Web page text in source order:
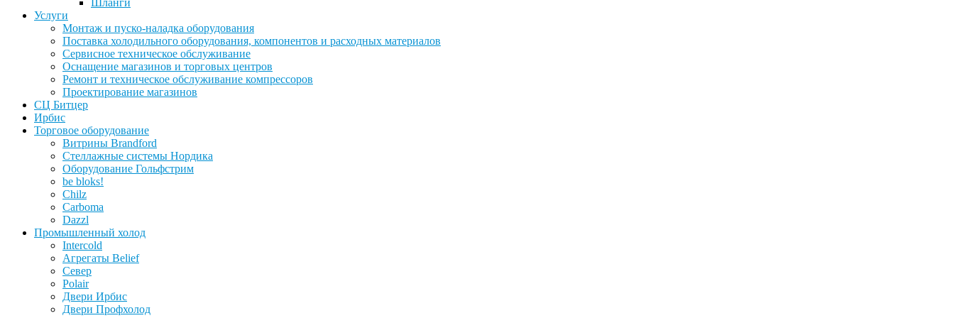
Шланги
Услуги
Монтаж и пуско-наладка оборудования
Поставка холодильного оборудования, компонентов и расходных материалов
Сервисное техническое обслуживание
Оснащение магазинов и торговых центров
Ремонт и техническое обслуживание компрессоров
Проектирование магазинов
СЦ Битцер
Ирбис
Торговое оборудование
Витрины Brandford
Стеллажные системы Нордика
Оборудование Гольфстрим
be bloks!
Chilz
Carboma
Dazzl
Промышленный холод
Intercold
Агрегаты Belief
Север
Polair
Двери Ирбис
Двери Профхолод